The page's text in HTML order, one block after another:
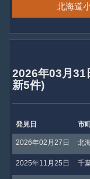
北海道
2026年03月31
新5件)
発見日 市
2026年02月27日 北
2025年11月25日 千